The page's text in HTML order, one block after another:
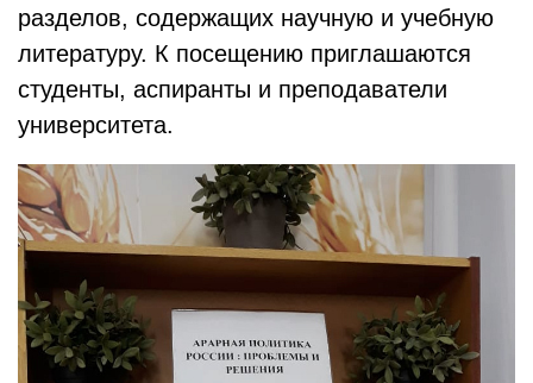
разделов, содержащих научную и учебную
литературу. К посещению приглашаются
студенты, аспиранты и преподаватели
университета.